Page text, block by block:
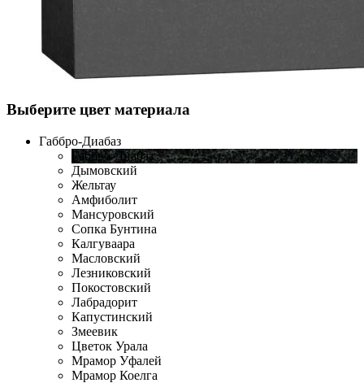
Выберите цвет материала
Габбро-Диабаз
Габбро-Диабаз
Дымовский
Жельтау
Амфиболит
Мансуровский
Сопка Бунтина
Калгуваара
Масловский
Лезниковский
Покостовский
Лабрадорит
Капустинский
Змеевик
Цветок Урала
Мрамор Уфалей
Мрамор Коелга